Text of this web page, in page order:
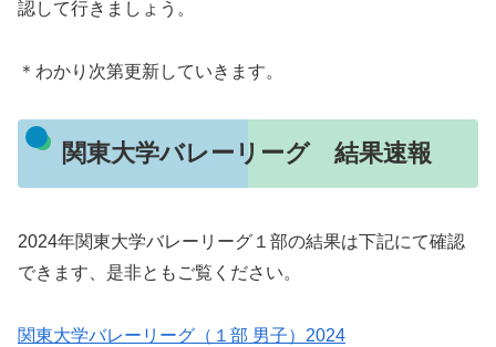
認して行きましょう。
＊わかり次第更新していきます。
関東大学バレーリーグ 結果速報
2024年関東大学バレーリーグ１部の結果は下記にて確認
できます、是非ともご覧ください。
関東大学バレーリーグ（１部 男子）2024